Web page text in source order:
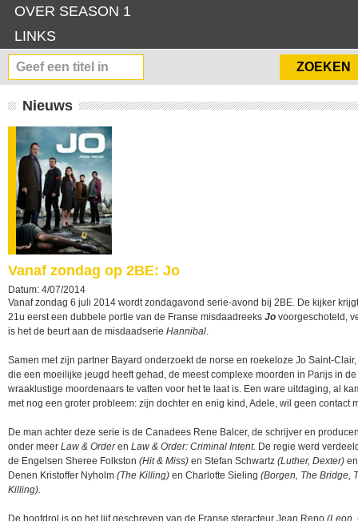
OVER SEASON 1
LINKS
Nieuws
Vanaf zondag op 2BE: Jo
Datum: 4/07/2014
Vanaf zondag 6 juli 2014 wordt zondagavond serie-avond bij 2BE. De kijker
21u eerst een dubbele portie van de Franse misdaadreeks Jo voorgeschoteld,
is het de beurt aan de misdaadserie Hannibal.
Samen met zijn partner Bayard onderzoekt de norse en roekeloze Jo Saint-
die een moeilijke jeugd heeft gehad, de meest complexe moorden in Parijs in
wraaklustige moordenaars te vatten voor het te laat is. Een ware uitdaging, al
met nog een groter probleem: zijn dochter en enig kind, Adele, wil geen contact
De man achter deze serie is de Canadees Rene Balcer, de schrijver en
onder meer Law & Orderen Law & Order: Criminal Intent. De regie werd
de Engelsen Sheree Folkston (Hit & Miss) en Stefan Schwartz (Luther, Dexter)
Denen Kristoffer Nyholm (The Killing) en Charlotte Sieling (Borgen, The Bridge,
Killing).
De hoofdrol is op het lijf geschreven van de Franse steracteur Jean Reno (Leon,